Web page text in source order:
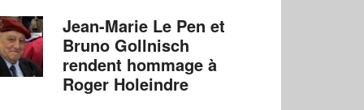
Jean-Marie Le Pen et
Bruno Gollnisch
rendent hommage à
Roger Holeindre